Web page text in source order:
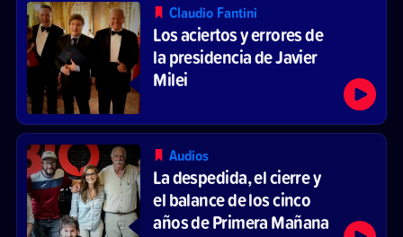
Claudio Fantini
Los aciertos y errores de
la presidencia de Javier
Milei
Audios
La despedida, el cierre y
el balance de los cinco
años de Primera Mañana